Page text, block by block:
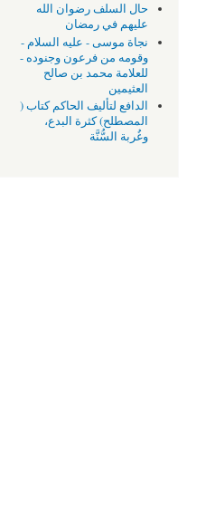
حال السلف رضوان الله
عليهم في رمضان
نجاة موسى - عليه السلام -
وقومه من فرعون وجنوده -
للعلامة محمد بن صالح
العثيمين
الدافع لتأليف الحاكم كتاب (
المصطلح) كثرة البدع،
وغُربة السُّنَّة